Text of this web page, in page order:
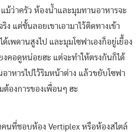
ม้ว่าครัว ห้องน้ำและมุมทานอาหารจะ
ง แต่ชั้นลอยเขาเอามาไว้ติดทางเข้า
เพดานสูงไป และมุมโซฟาเองก็อยู่เยื้อง
งคอดูหน่อยฮะ แต่จะทำให้ตรงกันก็ได้
าหารไปไว้ริมหน้าต่าง แล้วขยับโซฟา
ต้องการของเพื่อนๆ ฮะ
คนที่ชอบห้อง Vertiplex หรือห้องสไตล์